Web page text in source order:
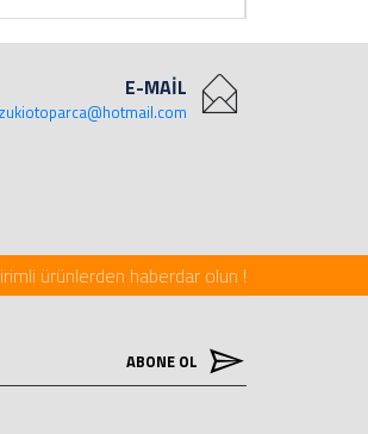
E-MAİL
ürünlerden haberdar olun !
ABONE OL